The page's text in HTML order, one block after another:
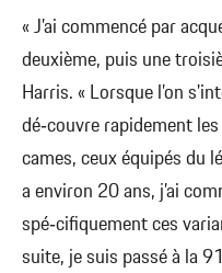
« J’ai commencé par
deuxième, puis une
Harris. « Lorsque l’on
dé‑couvre rapidement
cames, ceux équipés du
a environ 20 ans, j’ai
spé‑cifiquement ces
suite, je suis passé à la